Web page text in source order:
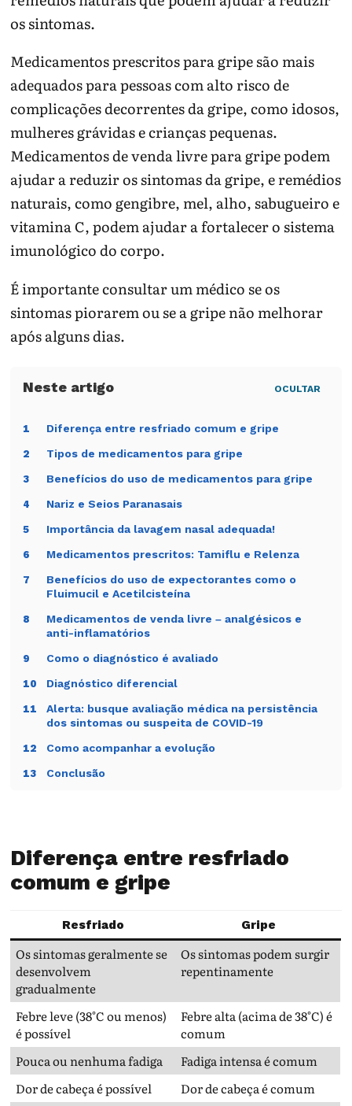
os sintomas.
Medicamentos prescritos para gripe são mais
adequados para pessoas com alto risco de
complicações decorrentes da gripe, como idosos,
mulheres grávidas e crianças pequenas.
Medicamentos de venda livre para gripe podem
ajudar a reduzir os sintomas da gripe, e remédios
naturais, como gengibre, mel, alho, sabugueiro e
vitamina C, podem ajudar a fortalecer o sistema
imunológico do corpo.
É importante consultar um médico se os
sintomas piorarem ou se a gripe não melhorar
após alguns dias.
OCULTAR
1 Diferença entre resfriado comum e gripe
2 Tipos de medicamentos para gripe
3 Benefícios do uso de medicamentos para gripe
4 Nariz e Seios Paranasais
5 Importância da lavagem nasal adequada!
6 Medicamentos prescritos: Tamiflu e Relenza
7
Benefícios do uso de expectorantes como o
Fluimucil e Acetilcisteína
8
Medicamentos de venda livre – analgésicos e
anti-inflamatórios
9 Como o diagnóstico é avaliado
10 Diagnóstico diferencial
11
Alerta: busque avaliação médica na persistência
dos sintomas ou suspeita de COVID-19
12 Como acompanhar a evolução
13 Conclusão
Diferença entre resfriado
comum e gripe
Resfriado Gripe
Os sintomas geralmente se
desenvolvem
gradualmente
Os sintomas podem surgir
repentinamente
Febre leve (38°C ou menos)
é possível
Febre alta (acima de 38°C) é
comum
Pouca ou nenhuma fadiga
Fadiga intensa é comum
Dor de cabeça é possível
Dor de cabeça é comum